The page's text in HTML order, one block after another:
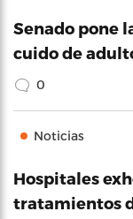
Senado pone
cuido de
0
Noticias
Hospitales
tratamientos